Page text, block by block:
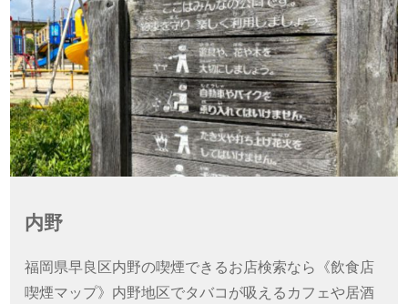
内野
福岡県早良区内野の喫煙できるお店検索なら《飲食店
喫煙マップ》内野地区でタバコが吸えるカフェや居酒